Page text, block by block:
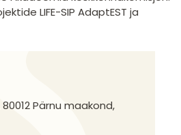
LIFE-SIP AdaptEST ja
Pärnu maakond,